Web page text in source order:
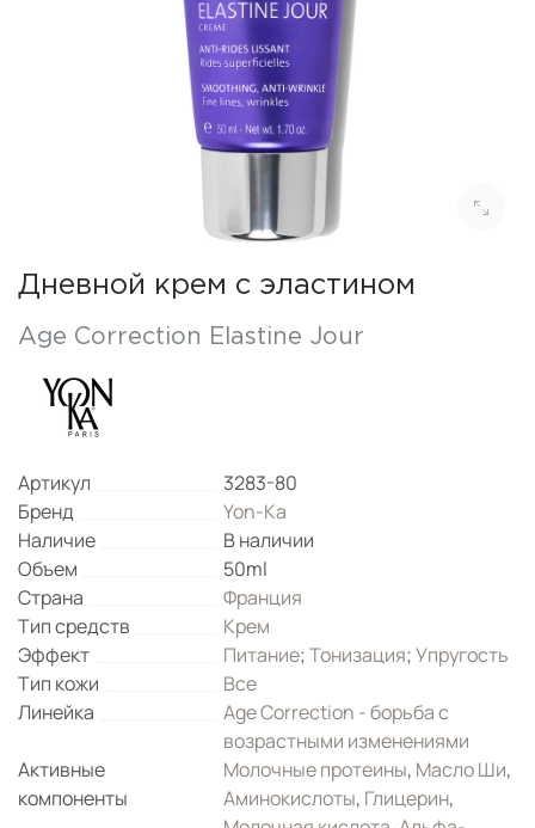
Дневной крем с эластином
Age Correction Elastine Jour
Артикул
3283-80
Бренд
Yon-Ka
Наличие
В наличии
Объем
50ml
Страна
Франция
Тип средств
Крем
Эффект
Питание;Тонизация;Упругость
Тип кожи
Все
Линейка
Age Correction - борьба с
возрастными изменениями
Активные
компоненты
Молочные протеины, Масло Ши,
Аминокислоты, Глицерин,